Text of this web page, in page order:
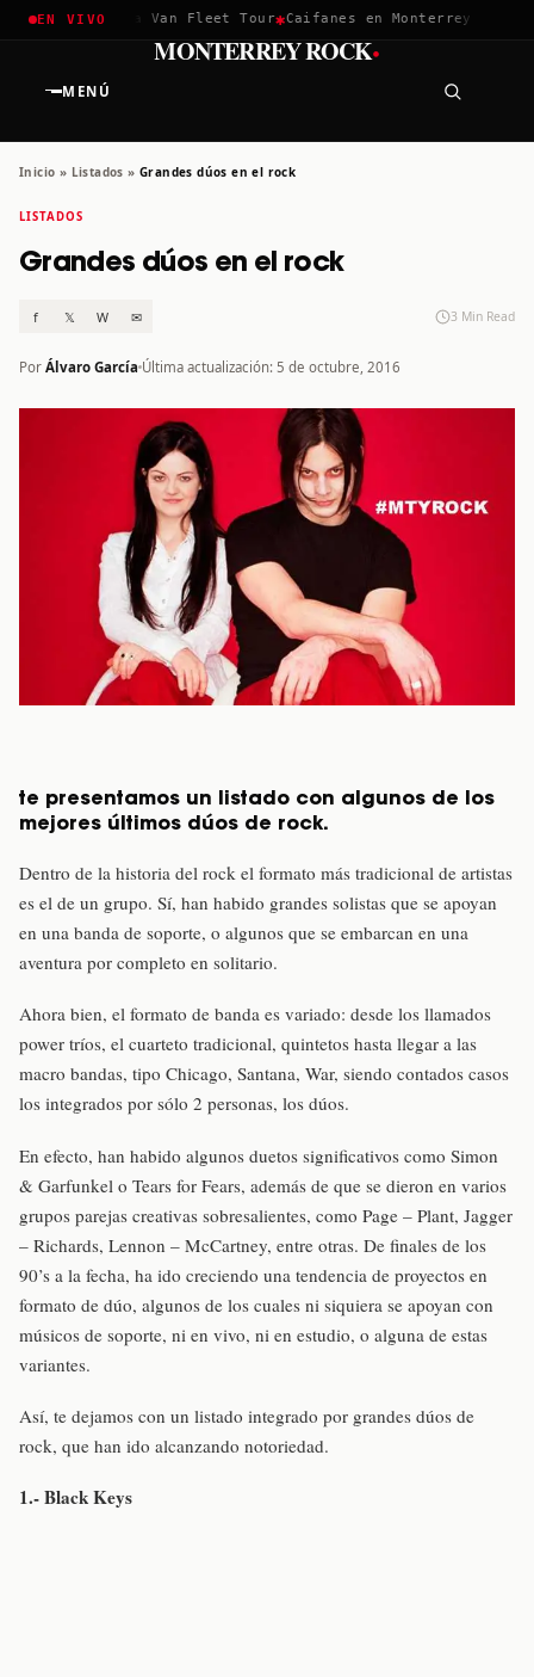
EN VIVO
2026 ✱Greta Van Fleet Tour✱Caifanes en Monterrey · 12 Dic
MENÚ
MONTERREY ROCK·
Inicio » Listados » Grandes dúos en el rock
LISTADOS
Grandes dúos en el rock
f 𝕏 W ✉ 3 Min Read
Por Álvaro García Última actualización: 5 de octubre, 2016
te presentamos un listado con algunos de los
mejores últimos dúos de rock.
Dentro de la historia del rock el formato más tradicional de artistas
es el de un grupo. Sí, han habido grandes solistas que se apoyan
en una banda de soporte, o algunos que se embarcan en una
aventura por completo en solitario.
Ahora bien, el formato de banda es variado: desde los llamados
power tríos, el cuarteto tradicional, quintetos hasta llegar a las
macro bandas, tipo Chicago, Santana, War, siendo contados casos
los integrados por sólo 2 personas, los dúos.
En efecto, han habido algunos duetos significativos como Simon
& Garfunkel o Tears for Fears, además de que se dieron en varios
grupos parejas creativas sobresalientes, como Page – Plant, Jagger
– Richards, Lennon – McCartney, entre otras. De finales de los
90’s a la fecha, ha ido creciendo una tendencia de proyectos en
formato de dúo, algunos de los cuales ni siquiera se apoyan con
músicos de soporte, ni en vivo, ni en estudio, o alguna de estas
variantes.
Así, te dejamos con un listado integrado por grandes dúos de
rock, que han ido alcanzando notoriedad.
1.- Black Keys